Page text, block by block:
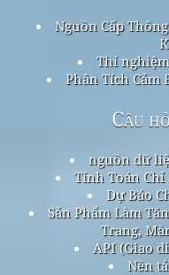
Nguồn Cấp
Thí
Phân Tích Cảm
Câu
nguồn dữ
Tính Toán Chỉ
Dự Báo
Sản Phẩm Làm
Trang,
API (Giao
Nền